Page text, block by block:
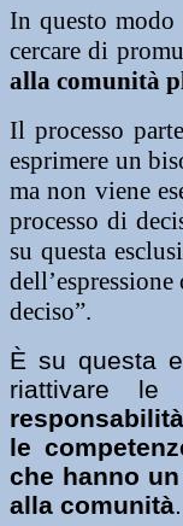
In questo
cercare di
alla comunità
Il processo
esprimere un
ma non viene
processo di
su questa
deciso”.
È su questa
riattivare
le
che hanno
alla comunità.